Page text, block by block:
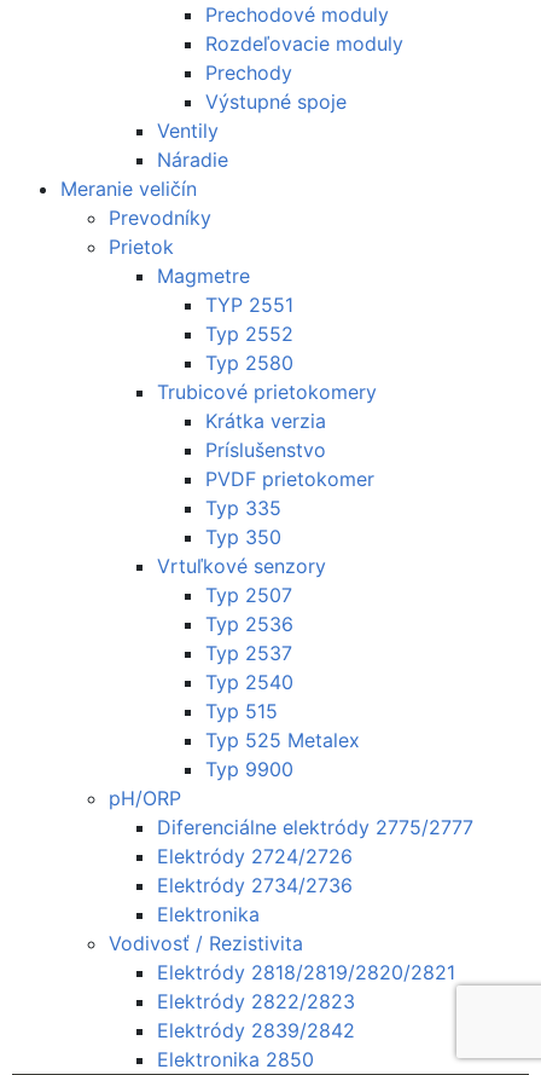
Prechodové moduly
Rozdeľovacie moduly
Prechody
Výstupné spoje
Ventily
Náradie
Meranie veličín
Prevodníky
Prietok
Magmetre
TYP 2551
Typ 2552
Typ 2580
Trubicové prietokomery
Krátka verzia
Príslušenstvo
PVDF prietokomer
Typ 335
Typ 350
Vrtuľkové senzory
Typ 2507
Typ 2536
Typ 2537
Typ 2540
Typ 515
Typ 525 Metalex
Typ 9900
pH/ORP
Diferenciálne elektródy 2775/2777
Elektródy 2724/2726
Elektródy 2734/2736
Elektronika
Vodivosť / Rezistivita
Elektródy 2818/2819/2820/2821
Elektródy 2822/2823
Elektródy 2839/2842
Elektronika 2850